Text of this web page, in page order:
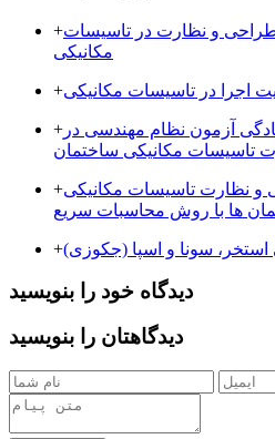
+و نظارت در تاسیسات
مکانیکی
+اجرا در تاسیسات مکانیکی
+ آزمون نظام مهندسی در
تاسیسات مکانیکی ساختمان
+و نظارت تاسیسات مکانیکی
ها با روش محاسبات سریع
+سونا و اسپا (جکوزی)
دیدگاه خود را بنویسید
دیدگاهتان را بنویسید